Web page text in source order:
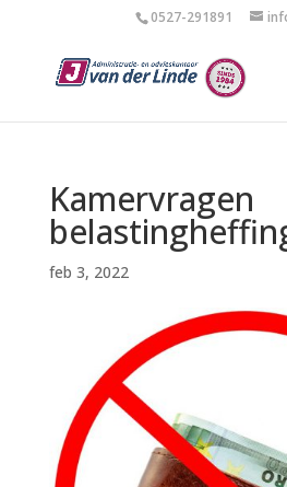
0527-291891
Kamervragen
feb 3, 2022